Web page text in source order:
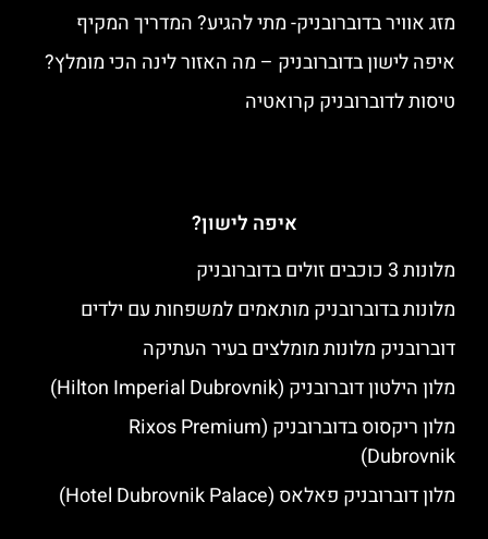
מזג אוויר בדוברובניק- מתי להגיע? המדריך המקיף
איפה לישון בדוברובניק – מה האזור לינה הכי מומלץ?
טיסות לדוברובניק קרואטיה
איפה לישון?
מלונות 3 כוכבים זולים בדוברובניק
מלונות בדוברובניק מותאמים למשפחות עם ילדים
דוברובניק מלונות מומלצים בעיר העתיקה
מלון הילטון דוברובניק (Hilton Imperial Dubrovnik)
מלון ריקסוס בדוברובניק (Rixos Premium
Dubrovnik)
מלון דוברובניק פאלאס (Hotel Dubrovnik Palace)